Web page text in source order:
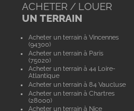
ACHETER / LOUER
UN TERRAIN
Acheter un terrain à Vincennes
(94300)
Acheter un terrain à Paris
(75020)
Acheter un terrain à 44 Loire-
Atlantique
Acheter un terrain à 84 Vaucluse
Acheter un terrain à Chartres
(28000)
Acheter un terrain à Nice